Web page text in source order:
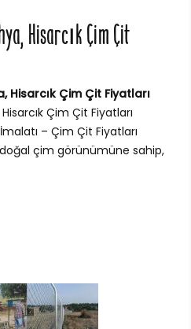
Hisarcık Çim Çit
Hisarcık Çim Çit Fiyatları
Çim Çit Fiyatları
– Çim Çit Fiyatları
çim görünümüne sahip,